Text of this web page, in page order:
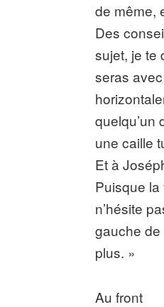
de même,
Des
sujet, je te
seras
quelqu’un
une caille
Et à
Puisque la
n’hésite
gauche
plus. »
Au front